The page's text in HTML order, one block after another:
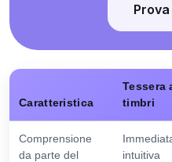
Prova
Caratteristica
Tessera
timbri
Comprensione
da parte del
intuitiva